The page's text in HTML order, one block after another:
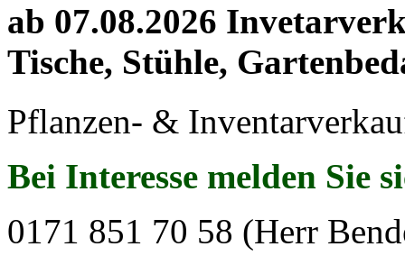
ab 07.08.2026
Tische, Stühle,
Pflanzen- &
Bei Interesse melden Sie
0171 851 70 58 (Herr